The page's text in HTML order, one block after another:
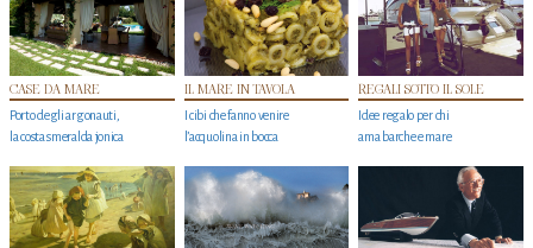
CASE DA MARE
Porto degli argonauti,
la costa smeralda jonica
IL MARE IN TAVOLA
I cibi che fanno venire
l’acquolina in bocca
REGALI SOTTO IL SOLE
Idee regalo per chi
ama barche e mare